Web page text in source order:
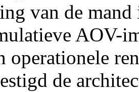
van de
AOV-
operationele
de